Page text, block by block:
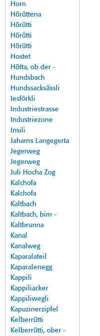
Horn
Hörüttena
Hörütti
Hörütti
Hörütti
Hostet
Hötta, ob der -
Hundsbach
Hundssacksässli
Iesförkli
Industriestrasse
Industriezone
Insili
Jahams Langegerta
Jegerweg
Jegerweg
Juli Hocha Zog
Kalchofa
Kalchofa
Kaltbach
Kaltbach, bim -
Kaltbrunna
Kanal
Kanalweg
Kaparalateil
Kaparalenegg
Kappili
Kappiliacker
Kappiliwegli
Kapuzinerzipfel
Kelberrütti
Kelberrütti, ober -